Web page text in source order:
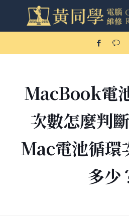
MacBook電
次數怎麼判
Mac電池循環
多少